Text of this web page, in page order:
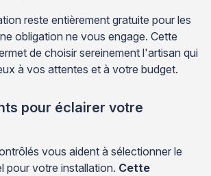
reste entièrement gratuite pour les
obligation ne vous engage. Cette
de choisir sereinement l'artisan qui
à vos attentes et à votre budget.
pour éclairer votre
vous aident à sélectionner le
pour votre installation. Cette